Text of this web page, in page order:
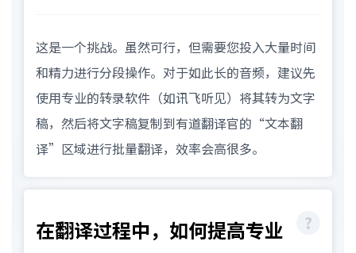
这是一个挑战。虽然可行，但需要您投入大量时间
和精力进行分段操作。对于如此长的音频，建议先
使用专业的转录软件（如讯飞听见）将其转为文字
稿，然后将文字稿复制到有道翻译官的“文本翻
译”区域进行批量翻译，效率会高很多。
在翻译过程中，如何提高专业